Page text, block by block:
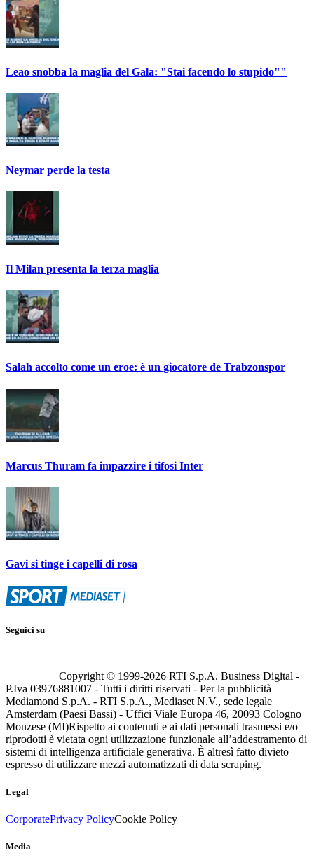
Leao snobba la maglia del Gala: "Stai facendo lo stupido""
Neymar perde la testa
Il Milan presenta la terza maglia
Salah accolto come un eroe: è un giocatore de Trabzonspor
Marcus Thuram fa impazzire i tifosi Inter
Gavi si tinge i capelli di rosa
Seguici su
Copyright © 1999-2026 RTI S.p.A. Business Digital -
P.Iva 03976881007 - Tutti i diritti riservati - Per la pubblicità
Mediamond S.p.A. - RTI S.p.A., Mediaset N.V., sede legale
Amsterdam (Paesi Bassi) - Uffici Viale Europa 46, 20093 Cologno
Monzese (MI)Rispetto ai contenuti e ai dati personali trasmessi e/o
riprodotti è vietata ogni utilizzazione funzionale all’addestramento di
sistemi di intelligenza artificiale generativa. È altresì fatto divieto
espresso di utilizzare mezzi automatizzati di data scraping.
Legal
CorporatePrivacy PolicyCookie Policy
Media